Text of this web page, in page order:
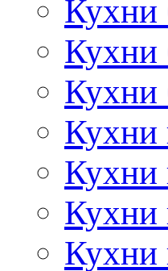
Кухни
Кухни
Кухни
Кухни
Кухни
Кухни
Кухни